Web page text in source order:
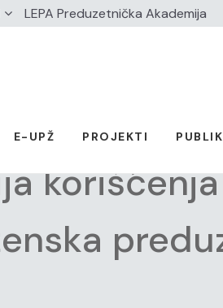
LEPA Preduzetnička Akademija
E-UPŽ PROJEKTI